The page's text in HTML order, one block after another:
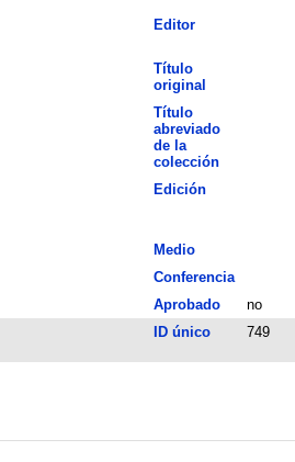
Editor
Título
original
Título
abreviado
de la
colección
Edición
Medio
Conferencia
Aprobado
no
ID único 749